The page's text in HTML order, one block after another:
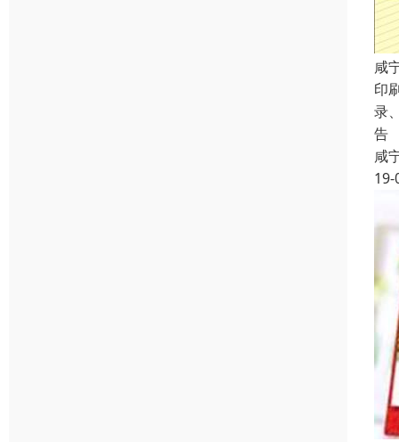
咸
印
录
告
咸
19-